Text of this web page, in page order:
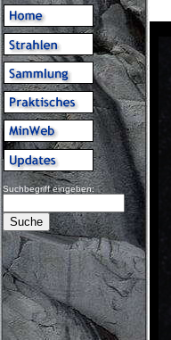
Suchbegriff eingeben: